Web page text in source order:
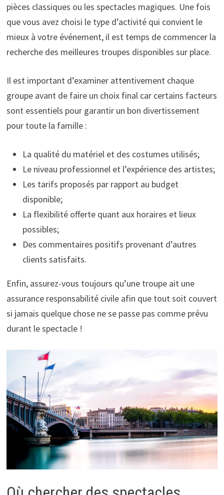
pièces classiques ou les spectacles magiques. Une fois
que vous avez choisi le type d’activité qui convient le
mieux à votre événement, il est temps de commencer la
recherche des meilleures troupes disponibles sur place.
Il est important d’examiner attentivement chaque
groupe avant de faire un choix final car certains facteurs
sont essentiels pour garantir un bon divertissement
pour toute la famille :
La qualité du matériel et des costumes utilisés;
Le niveau professionnel et l’expérience des artistes;
Les tarifs proposés par rapport au budget
disponible;
La flexibilité offerte quant aux horaires et lieux
possibles;
Des commentaires positifs provenant d’autres
clients satisfaits.
Enfin, assurez-vous toujours qu’une troupe ait une
assurance responsabilité civile afin que tout soit couvert
si jamais quelque chose ne se passe pas comme prévu
durant le spectacle !